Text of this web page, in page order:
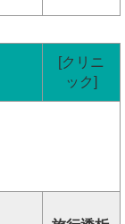
[クリニ
ック]